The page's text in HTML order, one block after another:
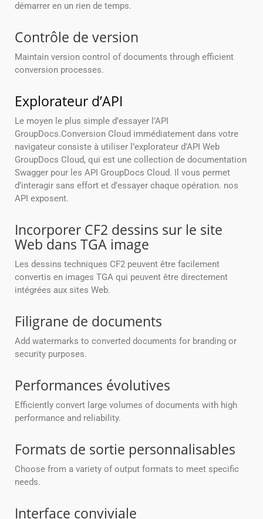
démarrer en un rien de temps.
Contrôle de version
Maintain version control of documents through efficient
conversion processes.
Explorateur d’API
Le moyen le plus simple d’essayer l’API
GroupDocs.Conversion Cloud immédiatement dans votre
navigateur consiste à utiliser l’explorateur d’API Web
GroupDocs Cloud, qui est une collection de documentation
Swagger pour les API GroupDocs Cloud. Il vous permet
d’interagir sans effort et d’essayer chaque opération. nos
API exposent.
Incorporer CF2 dessins sur le site
Web dans TGA image
Les dessins techniques CF2 peuvent être facilement
convertis en images TGA qui peuvent être directement
intégrées aux sites Web.
Filigrane de documents
Add watermarks to converted documents for branding or
security purposes.
Performances évolutives
Efficiently convert large volumes of documents with high
performance and reliability.
Formats de sortie personnalisables
Choose from a variety of output formats to meet specific
needs.
Interface conviviale